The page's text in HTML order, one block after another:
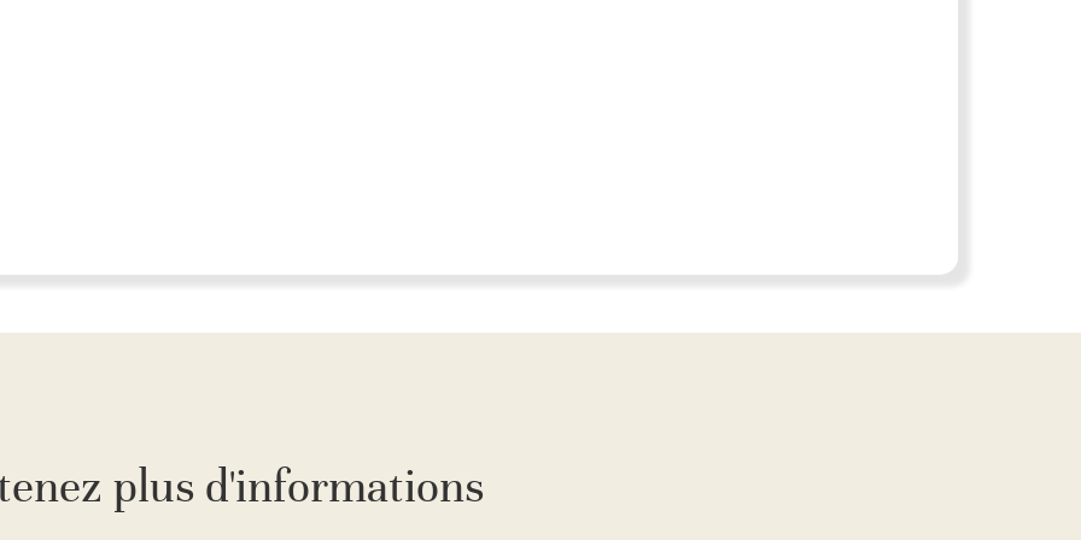
plus d'informations